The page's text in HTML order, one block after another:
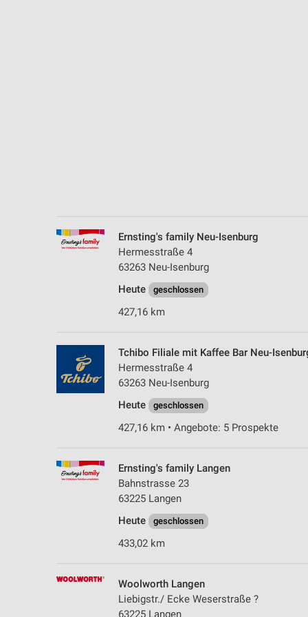
Ernsting's family Neu-Isenburg
Hermesstraße 4
63263 Neu-Isenburg
Heute
geschlossen
427,16 km
Tchibo Filiale mit Kaffee Bar Neu-
Hermesstraße 4
63263 Neu-Isenburg
Heute
geschlossen
427,16 km • Angebote: 5 Prospekte
Ernsting's family Langen
Bahnstrasse 23
63225 Langen
Heute
geschlossen
433,02 km
Woolworth Langen
Liebigstr./ Ecke Weserstraße ?
63225 Langen
Performance